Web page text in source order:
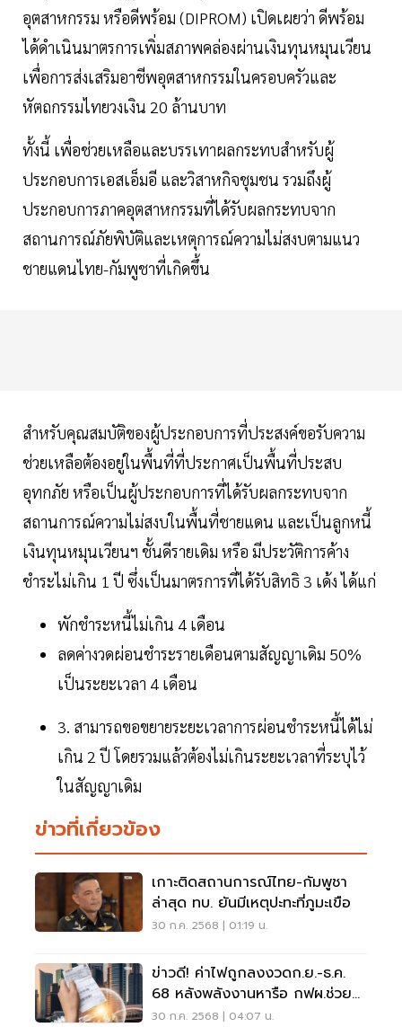
อุตสาหกรรม หรือดีพร้อม (DIPROM) เปิดเผยว่า ดีพร้อม
ได้ดำเนินมาตรการเพิ่มสภาพคล่องผ่านเงินทุนหมุนเวียน
เพื่อการส่งเสริมอาชีพอุตสาหกรรมในครอบครัวและ
หัตถกรรมไทยวงเงิน 20 ล้านบาท
ทั้งนี้ เพื่อช่วยเหลือและบรรเทาผลกระทบสำหรับผู้
ประกอบการเอสเอ็มอี และวิสาหกิจชุมชน รวมถึงผู้
ประกอบการภาคอุตสาหกรรมที่ได้รับผลกระทบจาก
สถานการณ์ภัยพิบัติและเหตุการณ์ความไม่สงบตามแนว
ชายแดนไทย-กัมพูชาที่เกิดขึ้น
สำหรับคุณสมบัติของผู้ประกอบการที่ประสงค์ขอรับความ
ช่วยเหลือต้องอยู่ในพื้นที่ที่ประกาศเป็นพื้นที่ประสบ
อุทกภัย หรือเป็นผู้ประกอบการที่ได้รับผลกระทบจาก
สถานการณ์ความไม่สงบในพื้นที่ชายแดน และเป็นลูกหนี้
เงินทุนหมุนเวียนฯ ชั้นดีรายเดิม หรือ มีประวัติการค้าง
ชำระไม่เกิน 1 ปี ซึ่งเป็นมาตรการที่ได้รับสิทธิ 3 เด้ง ได้แก่
พักชำระหนี้ไม่เกิน 4 เดือน
ลดค่างวดผ่อนชำระรายเดือนตามสัญญาเดิม 50%
เป็นระยะเวลา 4 เดือน
3. สามารถขอขยายระยะเวลาการผ่อนชำระหนี้ได้ไม่
เกิน 2 ปี โดยรวมแล้วต้องไม่เกินระยะเวลาที่ระบุไว้
ในสัญญาเดิม
ข่าวที่เกี่ยวข้อง
เกาะติดสถานการณ์ไทย-กัมพูชา
ล่าสุด ทบ. ยันมีเหตุปะทะที่ภูมะเขือ
30 ก.ค. 2568 | 01:19 น.
ข่าวดี! ค่าไฟถูกลงงวดก.ย.-ธ.ค.
68 หลังพลังงานหารือ กฟผ.ช่วย
ปชช.
30 ก.ค. 2568 | 04:07 น.